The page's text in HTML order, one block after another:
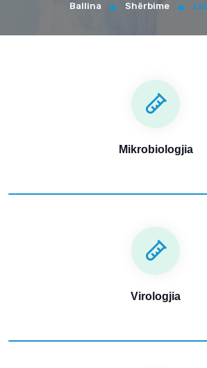
Ballina Shërbime
Mikrobiologjia
Virologjia